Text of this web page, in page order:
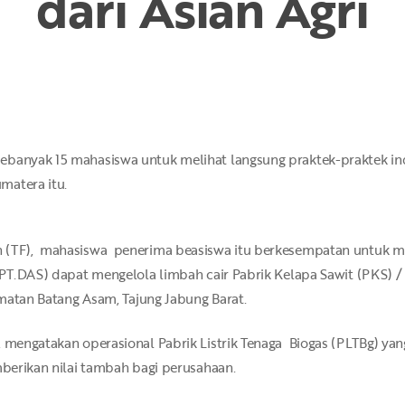
15 mahasiswa untuk melihat langsung praktek-praktek
itu.
mahasiswa penerima beasiswa itu berkesempatan untuk
dapat mengelola limbah cair Pabrik Kelapa Sawit
Batang Asam, Tajung Jabung Barat.
operasional Pabrik Listrik Tenaga Biogas (PLTBg)
nilai tambah bagi perusahaan.